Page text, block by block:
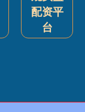
配资平
台